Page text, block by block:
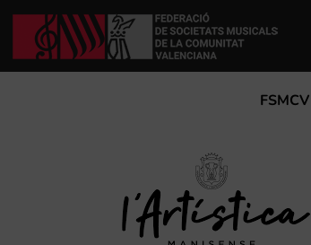
FSMCV